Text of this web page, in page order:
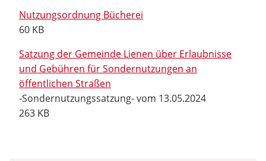
Nutzungsordnung Bücherei
60 KB
Satzung der Gemeinde Lienen über Erlaubnisse
und Gebühren für Sondernutzungen an
öffentlichen Straßen
-Sondernutzungssatzung- vom 13.05.2024
263 KB